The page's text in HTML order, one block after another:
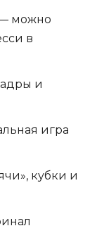
можно
в
и
игра
кубки и